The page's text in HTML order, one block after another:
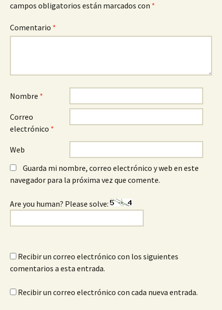
campos obligatorios están marcados con *
Comentario *
Nombre *
Correo
electrónico *
Web
Guarda mi nombre, correo electrónico y web en este
navegador para la próxima vez que comente.
Are you human? Please solve:
Recibir un correo electrónico con los siguientes
comentarios a esta entrada.
Recibir un correo electrónico con cada nueva entrada.